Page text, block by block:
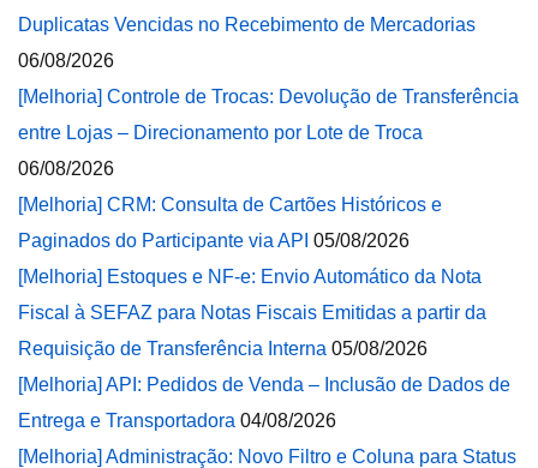
Duplicatas Vencidas no Recebimento de Mercadorias
06/08/2026
[Melhoria] Controle de Trocas: Devolução de Transferência
entre Lojas – Direcionamento por Lote de Troca
06/08/2026
[Melhoria] CRM: Consulta de Cartões Históricos e
Paginados do Participante via API 05/08/2026
[Melhoria] Estoques e NF-e: Envio Automático da Nota
Fiscal à SEFAZ para Notas Fiscais Emitidas a partir da
Requisição de Transferência Interna 05/08/2026
[Melhoria] API: Pedidos de Venda – Inclusão de Dados de
Entrega e Transportadora 04/08/2026
[Melhoria] Administração: Novo Filtro e Coluna para Status